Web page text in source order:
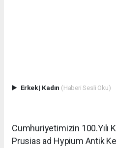
Erkek| Kadın (Haberi Sesli Oku)
Cumhuriyetimizin 100.Yılı
Prusias ad Hypium Antik